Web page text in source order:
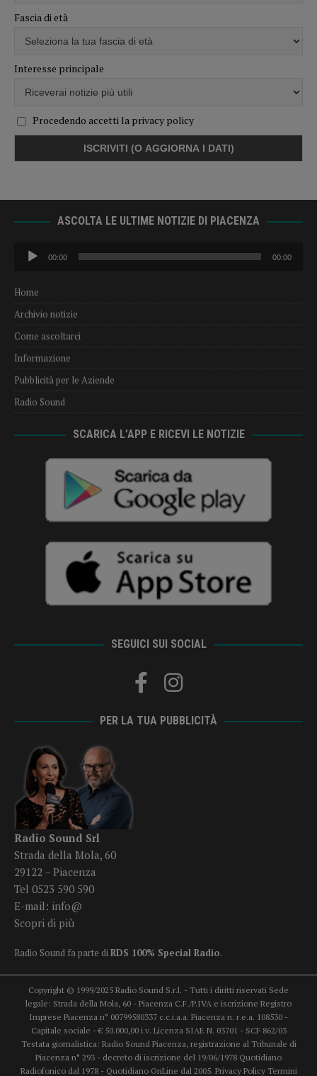
Fascia di età
Interesse principale
Procedendo accetti la privacy policy
ASCOLTA LE ULTIME NOTIZIE DI PIACENZA
Audio
Player
00:00 00:00
Home
Archivio notizie
Come ascoltarci
Informazione
Pubblicità per le Aziende
Radio Sound
SCARICA L’APP E RICEVI LE NOTIZIE
SEGUICI SUI SOCIAL
PER LA TUA PUBBLICITÀ
Radio Sound Srl
Strada della Mola, 60
29122 – Piacenza
Tel 0523 590 590
E-mail: info@
Scopri di più
Radio Sound fa parte diRDS 100% Special Radio.
Copyright © 1999/2025 Radio Sound S.r.l. - Tutti i diritti riservati Sede
legale: Strada della Mola, 60 - Piacenza C.F./P.IVA e iscrizione Registro
Imprese Piacenza n° 00799580337 c.c.i.a.a. Piacenza n. r.e.a. 108530 -
Capitale sociale - € 50.000,00 i.v. Licenza SIAE N. 03701 - SCF 862/03
Testata giornalistica: Radio Sound Piacenza, registrazione al Tribunale di
Piacenza n° 293 - decreto di iscrizione del 19/06/1978 Quotidiano
Radiofonico dal 1978 - Quotidiano OnLine dal 2005. Privacy Policy Termini